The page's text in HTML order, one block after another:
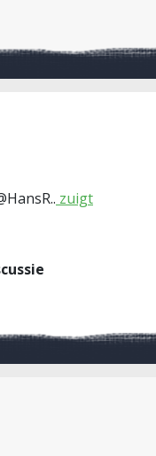
zuigt